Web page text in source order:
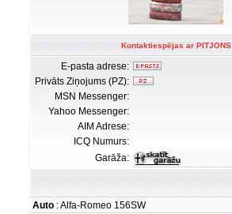
Kontaktiespējas ar PITJONS
E-pasta adrese:
Privāts Ziņojums (PZ):
MSN Messenger:
Yahoo Messenger:
AIM Adrese:
ICQ Numurs:
Garāža:
Auto : Alfa-Romeo 156SW